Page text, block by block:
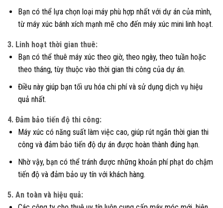
Bạn có thể lựa chọn loại máy phù hợp nhất với dự án của mình,
từ máy xúc bánh xích mạnh mẽ cho đến máy xúc mini linh hoạt.
3. Linh hoạt thời gian thuê:
Bạn có thể thuê máy xúc theo giờ, theo ngày, theo tuần hoặc
theo tháng, tùy thuộc vào thời gian thi công của dự án.
Điều này giúp bạn tối ưu hóa chi phí và sử dụng dịch vụ hiệu
quả nhất.
4. Đảm bảo tiến độ thi công:
Máy xúc có năng suất làm việc cao, giúp rút ngắn thời gian thi
công và đảm bảo tiến độ dự án được hoàn thành đúng hạn.
Nhờ vậy, bạn có thể tránh được những khoản phí phạt do chậm
tiến độ và đảm bảo uy tín với khách hàng.
5. An toàn và hiệu quả: